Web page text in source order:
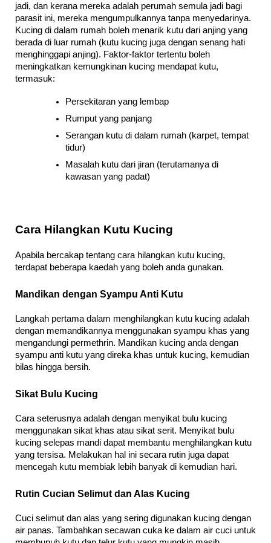
jadi, dan kerana mereka adalah perumah semula jadi bagi
parasit ini, mereka mengumpulkannya tanpa menyedarinya.
Kucing di dalam rumah boleh menarik kutu dari anjing yang
berada di luar rumah (kutu kucing juga dengan senang hati
menghinggapi anjing). Faktor-faktor tertentu boleh
meningkatkan kemungkinan kucing mendapat kutu,
termasuk:
Persekitaran yang lembap
Rumput yang panjang
Serangan kutu di dalam rumah (karpet, tempat
tidur)
Masalah kutu dari jiran (terutamanya di
kawasan yang padat)
Cara Hilangkan Kutu Kucing
Apabila bercakap tentang cara hilangkan kutu kucing,
terdapat beberapa kaedah yang boleh anda gunakan.
Mandikan dengan Syampu Anti Kutu
Langkah pertama dalam menghilangkan kutu kucing adalah
dengan memandikannya menggunakan syampu khas yang
mengandungi permethrin. Mandikan kucing anda dengan
syampu anti kutu yang direka khas untuk kucing, kemudian
bilas hingga bersih.
Sikat Bulu Kucing
Cara seterusnya adalah dengan menyikat bulu kucing
menggunakan sikat khas atau sikat serit. Menyikat bulu
kucing selepas mandi dapat membantu menghilangkan kutu
yang tersisa. Melakukan hal ini secara rutin juga dapat
mencegah kutu membiak lebih banyak di kemudian hari.
Rutin Cucian Selimut dan Alas Kucing
Cuci selimut dan alas yang sering digunakan kucing dengan
air panas. Tambahkan secawan cuka ke dalam air cuci untuk